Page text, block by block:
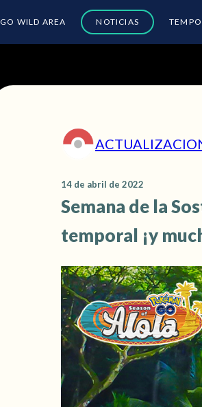
GO WILD AREA NOTICIAS
14 de abril de 2022
Semana de la
temporal ¡y